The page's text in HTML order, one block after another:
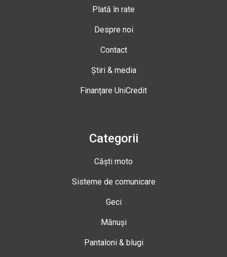
Plată în rate
Despre noi
Contact
Știri & media
Finanțare UniCredit
Categorii
Căști moto
Sisteme de comunicare
Geci
Mănuși
Pantaloni & blugi